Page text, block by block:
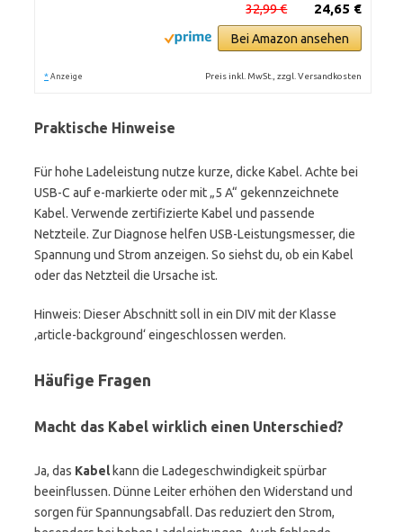
24,65 €
32,99 €
Bei Amazon ansehen
* Anzeige Preis inkl. MwSt., zzgl. Versandkosten
Praktische Hinweise
Für hohe Ladeleistung nutze kurze, dicke Kabel. Achte bei
USB-C auf e-markierte oder mit „5 A“ gekennzeichnete
Kabel. Verwende zertifizierte Kabel und passende
Netzteile. Zur Diagnose helfen USB-Leistungsmesser, die
Spannung und Strom anzeigen. So siehst du, ob ein Kabel
oder das Netzteil die Ursache ist.
Hinweis: Dieser Abschnitt soll in ein DIV mit der Klasse
‚article-background‘ eingeschlossen werden.
Häufige Fragen
Macht das Kabel wirklich einen Unterschied?
Ja, das Kabelkann die Ladegeschwindigkeit spürbar
beeinflussen. Dünne Leiter erhöhen den Widerstand und
sorgen für Spannungsabfall. Das reduziert den Strom,